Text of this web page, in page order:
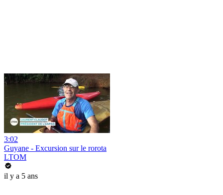
3:02
Guyane - Excursion sur le rorota
LTOM
il y a 5 ans